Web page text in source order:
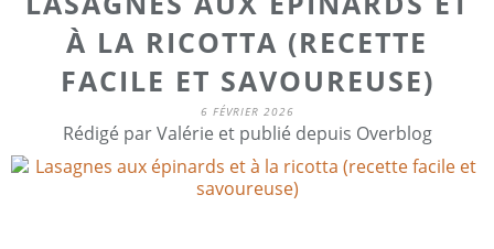
À LA RICOTTA (RECETTE
FACILE ET SAVOUREUSE)
6 FÉVRIER 2026
Rédigé par Valérie et publié depuis Overblog